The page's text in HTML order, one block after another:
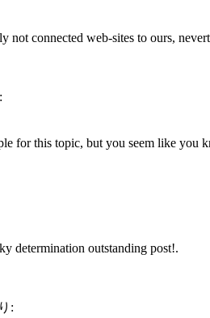
not connected web-sites to ours,
for this topic, but you seem like you
determination outstanding post!.
: